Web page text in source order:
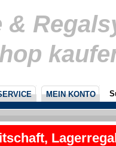
&
MEIN KONTO